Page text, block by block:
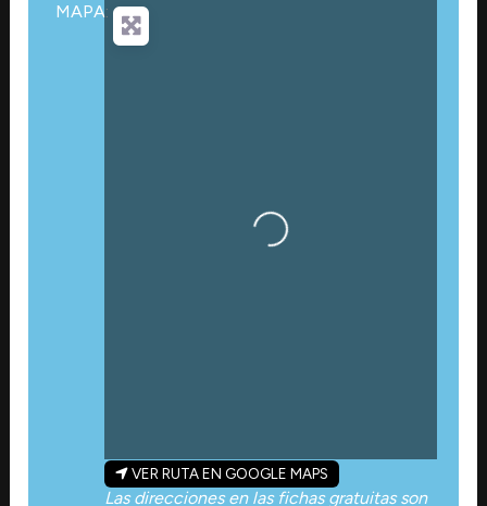
MAPA:
Cargando…
VER RUTA EN GOOGLE MAPS
Las direcciones en las fichas gratuitas son